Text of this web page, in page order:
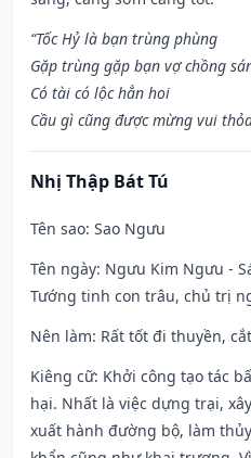
“Tốc Hỷ là bạn trùng phùng
Gặp trùng gặp bạn vợ chồng
Có tài có lộc hẳn hoi
Cầu gì cũng được mừng vui
Nhị Thập Bát Tú
Tên sao: Sao Ngưu
Tên ngày: Ngưu Kim Ngưu -
Tướng tinh con trâu, chủ trị
Nên làm: Rất tốt đi thuyền,
Kiêng cữ: Khởi công tạo tác
hại. Nhất là việc dựng trại,
xuất hành đường bộ, làm